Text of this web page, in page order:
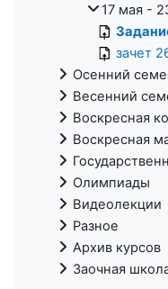
17 мая -
зачет
Осенний
Весенний
Воскресная
Воскресная
Олимпиады
Видеолекции
Разное
Архив курсов
Заочная